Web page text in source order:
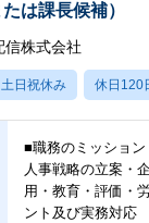
は課長候補）
信株式会社
土日祝休み 休日120
■職務のミッション
人事戦略の立案・
用・教育・評価・
ント及び実務対応